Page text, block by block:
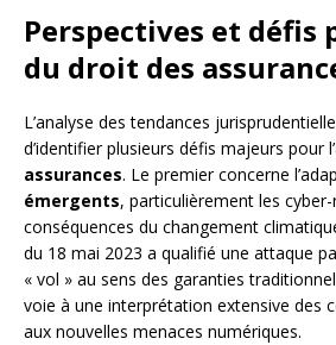
Perspectives et défis
du droit des
L’analyse des tendances
d’identifier plusieurs défis majeurs pour
assurances. Le premier concerne
émergents, particulièrement les
conséquences du changement
du 18 mai 2023 a qualifié une attaque
« vol » au sens des garanties
voie à une interprétation extensive des
aux nouvelles menaces numériques.